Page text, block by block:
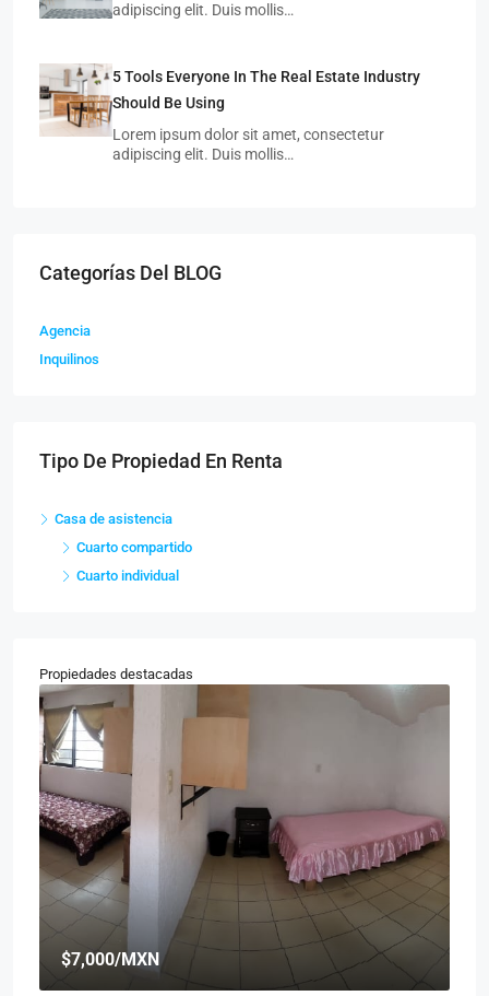
adipiscing elit. Duis mollis…
5 Tools Everyone In The Real Estate Industry
Should Be Using
Lorem ipsum dolor sit amet, consectetur
adipiscing elit. Duis mollis…
Categorías Del BLOG
Agencia
Inquilinos
Tipo De Propiedad En Renta
Casa de asistencia
Cuarto compartido
Cuarto individual
Propiedades destacadas
$7,000/MXN